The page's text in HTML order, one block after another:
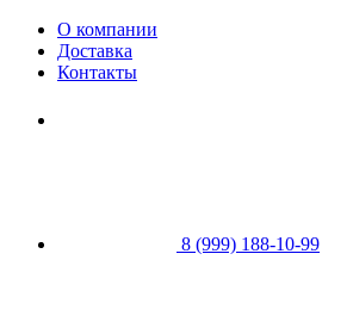
О компании
Доставка
Контакты
8 (999) 188-10-99